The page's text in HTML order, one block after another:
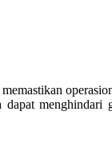
menghindari